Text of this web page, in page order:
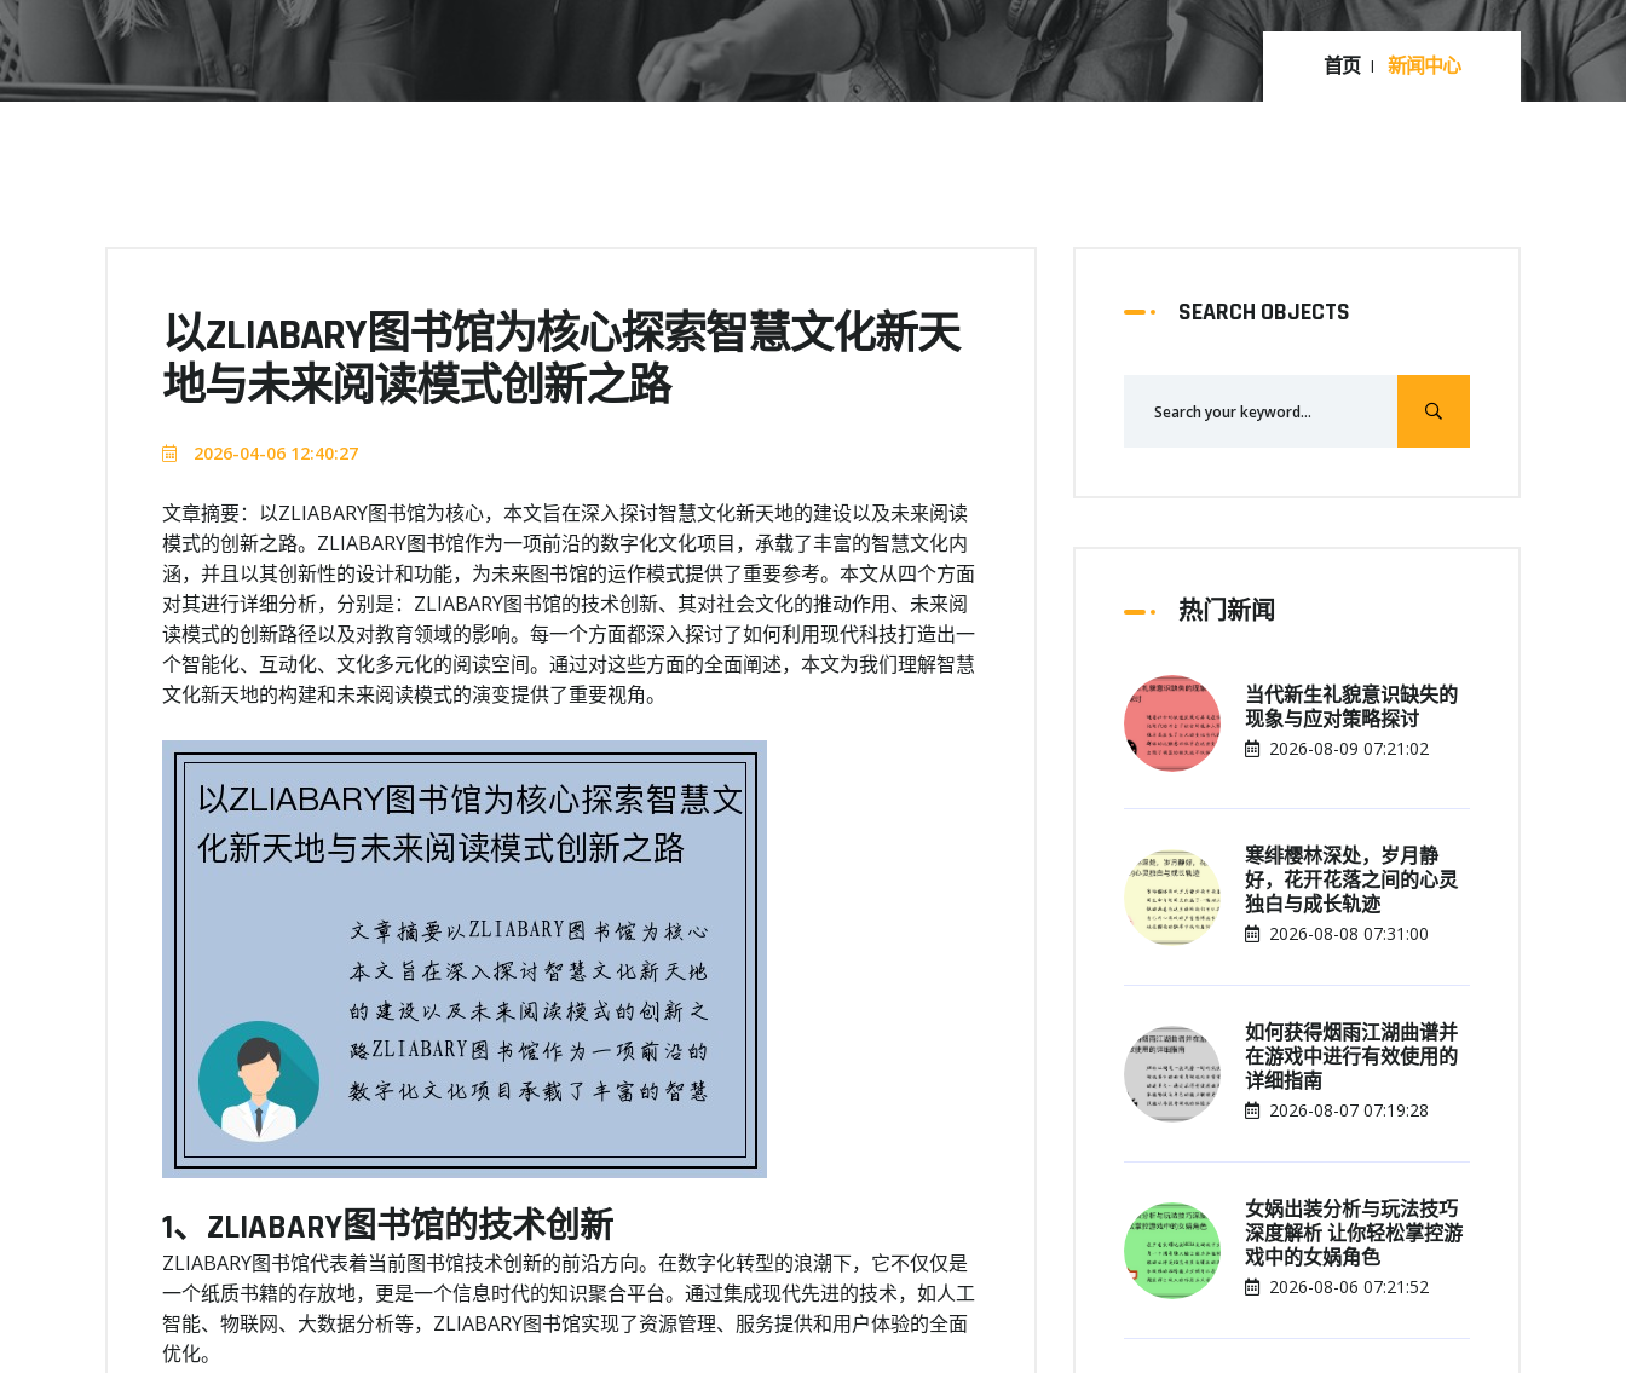
首页 新闻中心
以ZLIABARY图书馆为核心探索智慧文化新天
地与未来阅读模式创新之路
2026-04-06 12:40:27
文章摘要：以ZLIABARY图书馆为核心，本文旨在深入探讨智慧文化新天地的建设以及未来阅读
模式的创新之路。ZLIABARY图书馆作为一项前沿的数字化文化项目，承载了丰富的智慧文化内
涵，并且以其创新性的设计和功能，为未来图书馆的运作模式提供了重要参考。本文从四个方面
对其进行详细分析，分别是：ZLIABARY图书馆的技术创新、其对社会文化的推动作用、未来阅
读模式的创新路径以及对教育领域的影响。每一个方面都深入探讨了如何利用现代科技打造出一
个智能化、互动化、文化多元化的阅读空间。通过对这些方面的全面阐述，本文为我们理解智慧
文化新天地的构建和未来阅读模式的演变提供了重要视角。
1、ZLIABARY图书馆的技术创新
ZLIABARY图书馆代表着当前图书馆技术创新的前沿方向。在数字化转型的浪潮下，它不仅仅是
一个纸质书籍的存放地，更是一个信息时代的知识聚合平台。通过集成现代先进的技术，如人工
智能、物联网、大数据分析等，ZLIABARY图书馆实现了资源管理、服务提供和用户体验的全面
优化。
SEARCH OBJECTS
热门新闻
当代新生礼貌意识缺失的
现象与应对策略探讨
2026-08-09 07:21:02
寒绯樱林深处，岁月静
好，花开花落之间的心灵
独白与成长轨迹
2026-08-08 07:31:00
如何获得烟雨江湖曲谱并
在游戏中进行有效使用的
详细指南
2026-08-07 07:19:28
女娲出装分析与玩法技巧
深度解析 让你轻松掌控游
戏中的女娲角色
2026-08-06 07:21:52